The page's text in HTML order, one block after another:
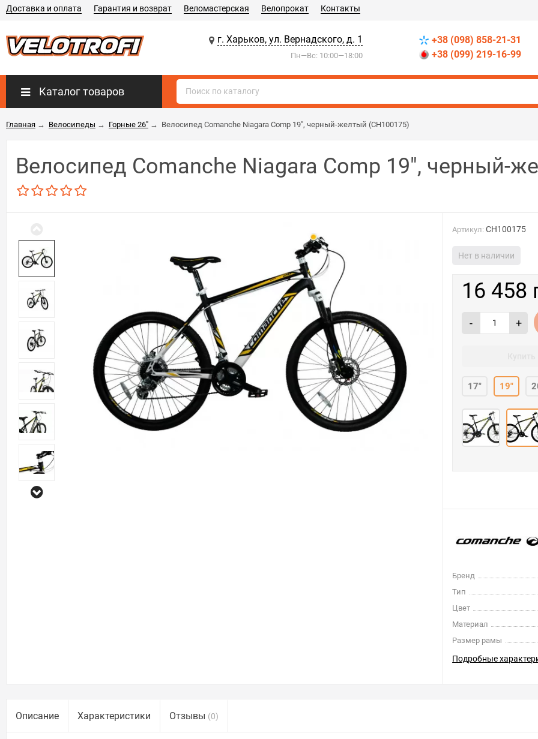
Доставка и оплата Гарантия и возврат Веломастерская Велопрокат Контакты
г. Харьков, ул. Вернадского, д. 1
Пн—Вс: 10:00—18:00
+38 (098) 858-21-31
+38 (099) 219-16-99
Каталог товаров
Главная → Велосипеды → Горные 26" → Велосипед Comanche Niagara Comp 19", черный-желтый (CH100175)
Велосипед Comanche Niagara Comp 19", черный-
Артикул: CH100175
Нет в наличии
16 458
- +
17" 19"
Бренд
Тип
Цвет
Материал
Размер рамы
Подробные
Описание Характеристики Отзывы (0)